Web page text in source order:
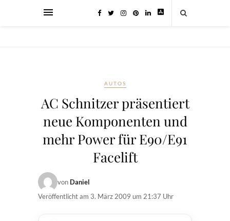
AUTOS
AC Schnitzer präsentiert
neue Komponenten und
mehr Power für E90/E91
Facelift
von Daniel
Veröffentlicht am 3. März 2009 um 21:37 Uhr